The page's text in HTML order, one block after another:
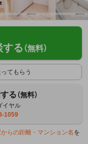
する （無料）
てもらう
る（無料）
イヤル
1059
らの距離・マンション名 を